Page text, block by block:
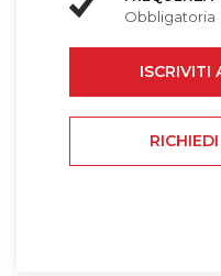
Obbligatoria
ISCRIVITI